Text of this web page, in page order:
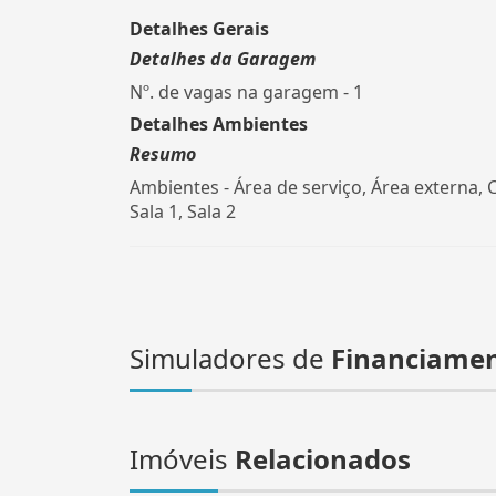
Detalhes Gerais
Detalhes da Garagem
Nº. de vagas na garagem - 1
Detalhes Ambientes
Resumo
Ambientes - Área de serviço, Área externa,
Sala 1, Sala 2
Simuladores de
Imóveis Relacionados